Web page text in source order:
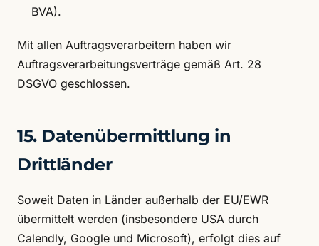
BVA).
Mit allen Auftragsverarbeitern haben wir
Auftragsverarbeitungsverträge gemäß Art. 28
DSGVO geschlossen.
15. Datenübermittlung in
Drittländer
Soweit Daten in Länder außerhalb der EU/EWR
übermittelt werden (insbesondere USA durch
Calendly, Google und Microsoft), erfolgt dies auf